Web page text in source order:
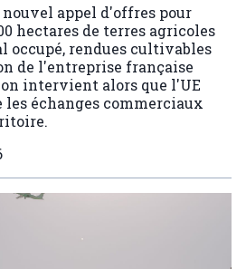
nouvel appel d'offres pour
hectares de terres agricoles
occupé, rendues cultivables
de l'entreprise française
intervient alors que l'UE
échanges commerciaux